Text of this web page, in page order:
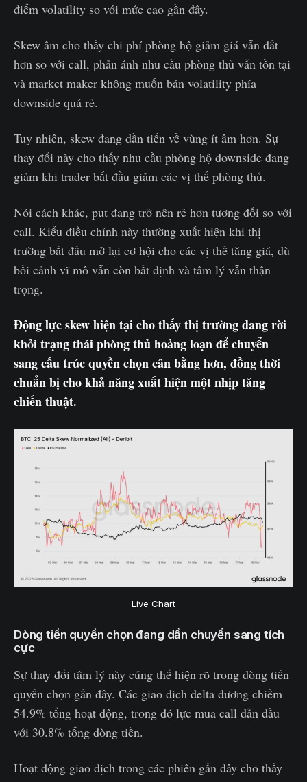
điểm volatility so với mức cao gần đây.
Skew âm cho thấy chi phí phòng hộ giảm giá vẫn đắt
hơn so với call, phản ánh nhu cầu phòng thủ vẫn tồn tại
và market maker không muốn bán volatility phía
downside quá rẻ.
Tuy nhiên, skew đang dần tiến về vùng ít âm hơn. Sự
thay đổi này cho thấy nhu cầu phòng hộ downside đang
giảm khi trader bắt đầu giảm các vị thế phòng thủ.
Nói cách khác, put đang trở nên rẻ hơn tương đối so với
call. Kiểu điều chỉnh này thường xuất hiện khi thị
trường bắt đầu mở lại cơ hội cho các vị thế tăng giá, dù
bối cảnh vĩ mô vẫn còn bất định và tâm lý vẫn thận
trọng.
Động lực skew hiện tại cho thấy thị trường đang rời
khỏi trạng thái phòng thủ hoảng loạn để chuyển
sang cấu trúc quyền chọn cân bằng hơn, đồng thời
chuẩn bị cho khả năng xuất hiện một nhịp tăng
chiến thuật.
Live Chart
Dòng tiền quyền chọn đang dần chuyển sang tích
cực
Sự thay đổi tâm lý này cũng thể hiện rõ trong dòng tiền
quyền chọn gần đây. Các giao dịch delta dương chiếm
54.9% tổng hoạt động, trong đó lực mua call dẫn đầu
với 30.8% tổng dòng tiền.
Hoạt động giao dịch trong các phiên gần đây cho thấy